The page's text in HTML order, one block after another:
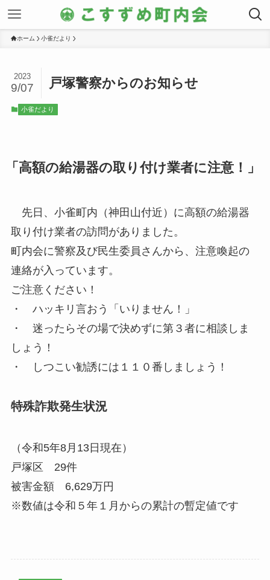
ホーム 小雀だより
戸塚警察からのお知らせ
2023
9/07
小雀だより
「高額の給湯器の取り付け業者に注意！」
先日、小雀町内（神田山付近）に高額の給湯器
取り付け業者の訪問がありました。
町内会に警察及び民生委員さんから、注意喚起の
連絡が入っています。
ご注意ください！
・ ハッキリ言おう「いりません！」
・ 迷ったらその場で決めずに第３者に相談しま
しょう！
・ しつこい勧誘には１１０番しましょう！
特殊詐欺発生状況
（令和5年8月13日現在）
戸塚区 29件
被害金額 6,629万円
※数値は令和５年１月からの累計の暫定値です